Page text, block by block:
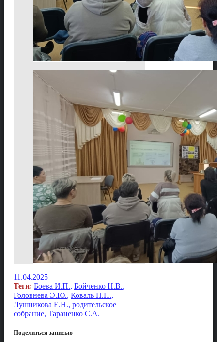
11.04.2025
Теги: Боева И.П., Бойченко Н.В.,
Головнева Э.Ю., Коваль Н.Н.,
Лушникова Е.Н., родительское
собрание, Тараненко С.А.
Поделиться записью